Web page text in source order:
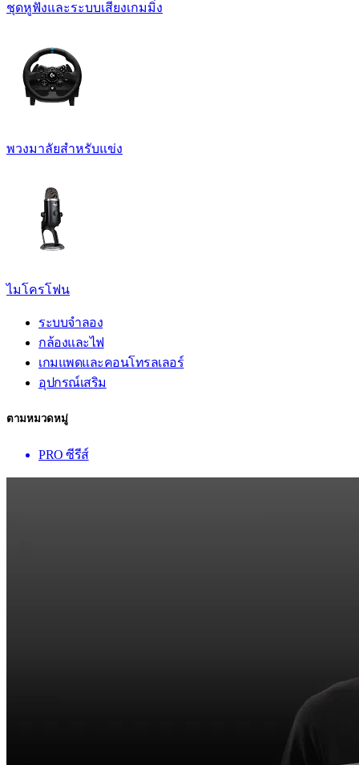
ชุดหูฟังและระบบเสียงเกมมิ่ง
พวงมาลัยสำหรับแข่ง
ไมโครโฟน
ระบบจำลอง
กล้องและไฟ
เกมแพดและคอนโทรลเลอร์
อุปกรณ์เสริม
ตามหมวดหมู่
PRO ซีรีส์